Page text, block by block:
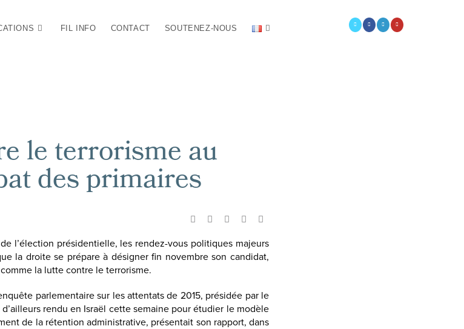
FIL INFO CONTACT SOUTENEZ-NOUS
le terrorisme au
des primaires
l’élection présidentielle, les rendez-vous politiques majeurs
la droite se prépare à désigner fin novembre son candidat,
la lutte contre le terrorisme.
parlementaire sur les attentats de 2015, présidée par le
rendu en Israël cette semaine pour étudier le modèle
de la rétention administrative, présentait son rapport, dans